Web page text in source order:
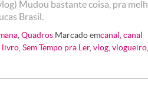
Mudou bastante coisa, pra
Brasil.
,Quadros Marcado emcanal ,canal
livro Sem Tempo pra Ler, vlog vlogueiro